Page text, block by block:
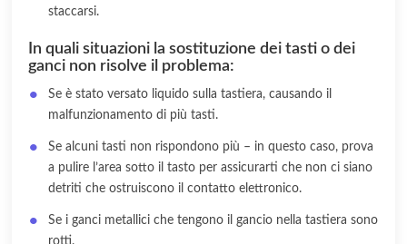
staccarsi.
In quali situazioni la sostituzione dei tasti o dei
ganci non risolve il problema:
Se è stato versato liquido sulla tastiera, causando il
malfunzionamento di più tasti.
Se alcuni tasti non rispondono più – in questo caso, prova
a pulire l’area sotto il tasto per assicurarti che non ci siano
detriti che ostruiscono il contatto elettronico.
Se i ganci metallici che tengono il gancio nella tastiera sono
rotti.